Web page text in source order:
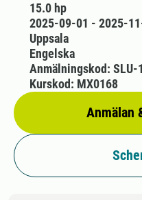
15.0 hp
2025-09-01 - 2025-
Uppsala
Engelska
Anmälan
Anmälningskod: SLU-
Kurskod: MX0168